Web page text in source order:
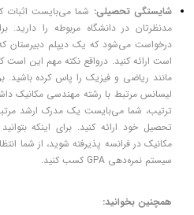
شایستگی تحصیلی: شما می‌بایست اثبات
مدنظرتان در دانشگاه مربوطه را دارید.
درخواست می‌شود که یک دیپلم دبیرستان
است ارائه کنید. درواقع نکته مهم این
مانند ریاضی و فیزیک را پاس کرده
لیسانس مرتبط با رشته مهندسی مکانیک
ترتیب، شما می‌بایست یک مدرک ارشد
تحصیل خود ارائه کنید. برای اینکه
سیستم نمره‌دهی GPA کسب کنید.
همچنین بخوانید: